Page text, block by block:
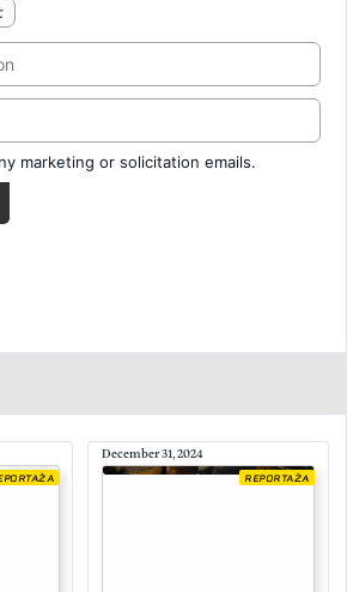
marketing or solicitation emails.
December 31, 2024
REPORTAŽA